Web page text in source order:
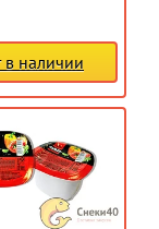
в наличии